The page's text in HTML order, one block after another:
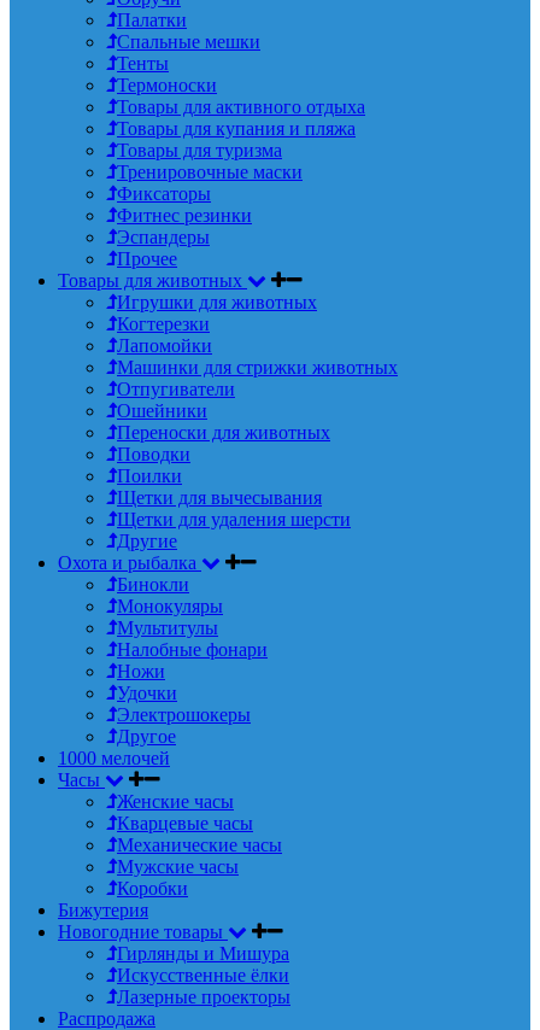
Палатки
Спальные мешки
Тенты
Термоноски
Товары для активного отдыха
Товары для купания и пляжа
Товары для туризма
Тренировочные маски
Фиксаторы
Фитнес резинки
Эспандеры
Прочее
Товары для животных
Игрушки для животных
Когтерезки
Лапомойки
Машинки для стрижки животных
Отпугиватели
Ошейники
Переноски для животных
Поводки
Поилки
Щетки для вычесывания
Щетки для удаления шерсти
Другие
Охота и рыбалка
Бинокли
Монокуляры
Мультитулы
Налобные фонари
Ножи
Удочки
Электрошокеры
Другое
1000 мелочей
Часы
Женские часы
Кварцевые часы
Механические часы
Мужские часы
Коробки
Бижутерия
Новогодние товары
Гирлянды и Мишура
Искусственные ёлки
Лазерные проекторы
Распродажа